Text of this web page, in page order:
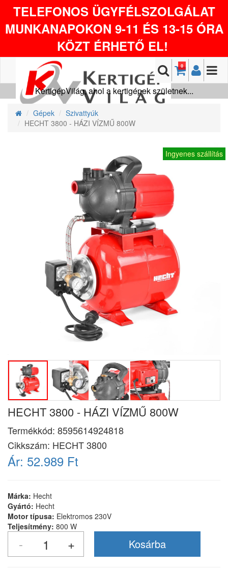
TELEFONOS ÜGYFÉLSZOLGÁLAT
MUNKANAPOKON 9-11 ÉS 13-15 ÓRA
KÖZT ÉRHETŐ EL!
0
KertigépVilág, ahol a kertigépek születnek...
Gépek
Szivattyúk
HECHT 3800 - HÁZI VÍZMŰ 800W
Ingyenes szállítás
HECHT 3800 - HÁZI VÍZMŰ 800W
Termékkód: 8595614924818
Cikkszám: HECHT 3800
Ár: 52.989 Ft
Márka: Hecht
Gyártó: Hecht
Motor típusa: Elektromos 230V
Teljesítmény: 800 W